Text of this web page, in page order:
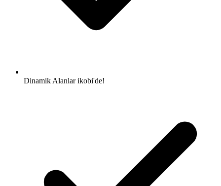
Dinamik Alanlarikobi'de!